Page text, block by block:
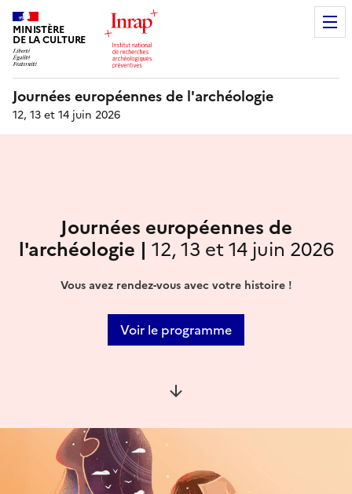
MINISTÈRE
DE LA CULTURE
Journées européennes de l'archéologie
12, 13 et 14 juin 2026
Journées européennes de
l'archéologie | 12, 13 et 14 juin 2026
Vous avez rendez-vous avec votre histoire !
Voir le programme